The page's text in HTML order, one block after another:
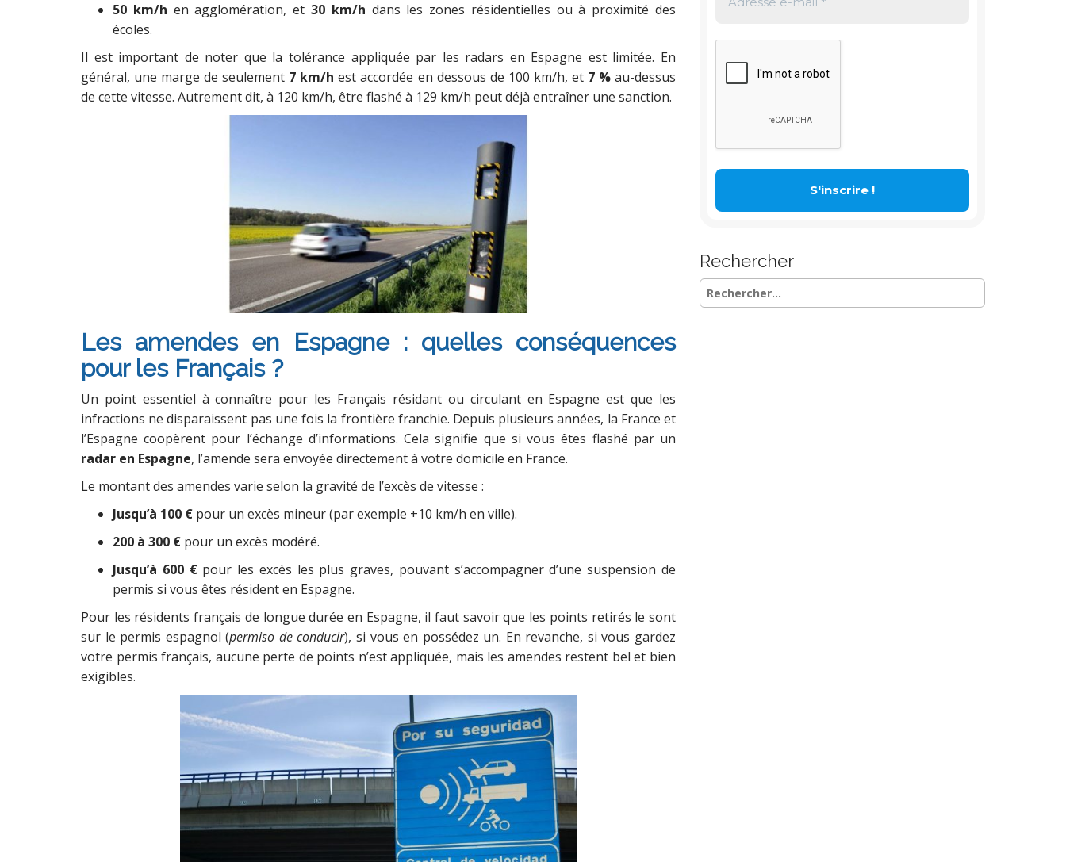
50 km/h en agglomération, et 30 km/h dans les zones résidentielles ou à proximité des
écoles.
Il est important de noter que la tolérance appliquée par les radars en Espagne est limitée. En
général, une marge de seulement 7 km/h est accordée en dessous de 100 km/h, et 7 %au-dessus
de cette vitesse. Autrement dit, à 120 km/h, être flashé à 129 km/h peut déjà entraîner une sanction.
Les amendes en Espagne : quelles conséquences
pour les Français ?
Un point essentiel à connaître pour les Français résidant ou circulant en Espagne est que les
infractions ne disparaissent pas une fois la frontière franchie. Depuis plusieurs années, la France et
l’Espagne coopèrent pour l’échange d’informations. Cela signifie que si vous êtes flashé par un
radar en Espagne, l’amende sera envoyée directement à votre domicile en France.
Le montant des amendes varie selon la gravité de l’excès de vitesse :
Jusqu’à 100 € pour un excès mineur (par exemple +10 km/h en ville).
200 à 300 € pour un excès modéré.
Jusqu’à 600 €pour les excès les plus graves, pouvant s’accompagner d’une suspension de
permis si vous êtes résident en Espagne.
Pour les résidents français de longue durée en Espagne, il faut savoir que les points retirés le sont
sur le permis espagnol (permiso de conducir), si vous en possédez un. En revanche, si vous gardez
votre permis français, aucune perte de points n’est appliquée, mais les amendes restent bel et bien
exigibles.
Rechercher
Rechercher :